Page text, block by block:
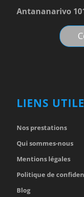
Antananarivo
LIENS
Nos prestations
Qui sommes-nous
Mentions légales
Politique de
Blog